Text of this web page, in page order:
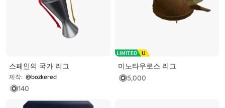
스페인의 국가 리그
제작: @bozkered
140
미노타우로스 리그
5,000